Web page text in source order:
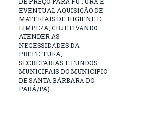
EVENTUAL AQUISIÇÃO DE
MATERIAIS DE HIGIENE E
LIMPEZA, OBJETIVANDO
ATENDER AS
NECESSIDADES DA
PREFEITURA,
SECRETARIAS E FUNDOS
MUNICIPAIS DO MUNICIPIO
DE SANTA BÁRBARA DO
PARÁ/PA)